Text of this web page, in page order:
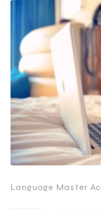
Language Master